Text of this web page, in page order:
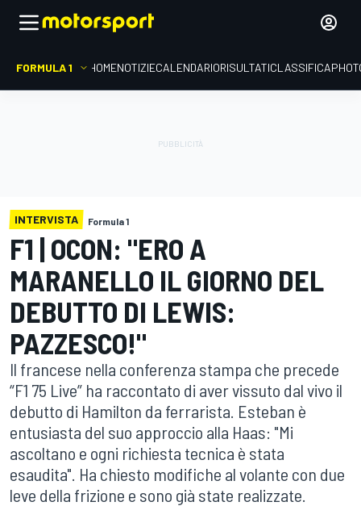
FORMULA 1 HOMENOTIZIECALENDARIORISULTATICLASSIFICA
INTERVISTA Formula 1
F1 | OCON: "ERO A
MARANELLO IL GIORNO DEL
DEBUTTO DI LEWIS:
PAZZESCO!"
Il francese nella conferenza stampa che precede
“F1 75 Live” ha raccontato di aver vissuto dal vivo il
debutto di Hamilton da ferrarista. Esteban è
entusiasta del suo approccio alla Haas: "Mi
ascoltano e ogni richiesta tecnica è stata
esaudita". Ha chiesto modifiche al volante con due
leve della frizione e sono già state realizzate.